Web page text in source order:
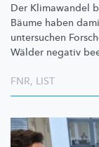
Der Klimawandel
Bäume haben
untersuchen
Wälder negativ
FNR, LIST